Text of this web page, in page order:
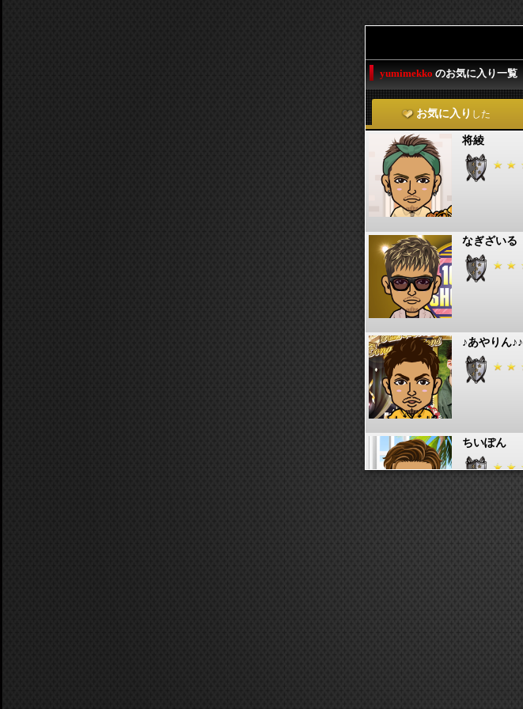
yumimekko のお気に入り一覧
お気に入り した
将綾
なぎざいる
♪あやりん♪♪
ちいぽん